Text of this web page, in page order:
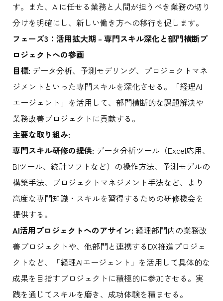
す。また、AIに任せる業務と人間が担うべき業務の切り
分けを明確にし、新しい働き方への移行を促します。
フェーズ3：活用拡大期 – 専門スキル深化と部門横断プ
ロジェクトへの参画
目標: データ分析、予測モデリング、プロジェクトマネ
ジメントといった専門スキルを深化させる。「経理AI
エージェント」を活用して、部門横断的な課題解決や
業務改善プロジェクトに貢献する。
主要な取り組み:
専門スキル研修の提供: データ分析ツール（Excel応用、
BIツール、統計ソフトなど）の操作方法、予測モデルの
構築手法、プロジェクトマネジメント手法など、より
高度な専門知識・スキルを習得するための研修機会を
提供する。
AI活用プロジェクトへのアサイン: 経理部門内の業務改
善プロジェクトや、他部門と連携するDX推進プロジェ
クトなど、「経理AIエージェント」を活用して具体的な
成果を目指すプロジェクトに積極的に参加させる。実
践を通じてスキルを磨き、成功体験を積ませる。